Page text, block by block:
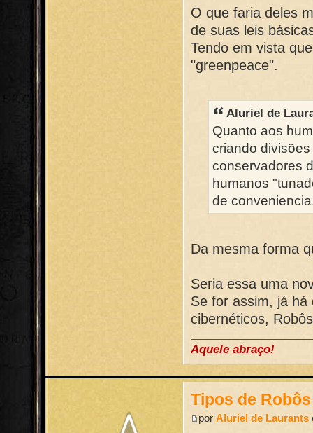
O que faria deles
de suas leis
Tendo em vista
"greenpeace".
Aluriel de
Quanto aos
criando
conservadores
humanos
de
Da mesma forma
Seria essa uma
Se for assim, já há
cibernéticos,
Aquele abraço!
Tipos de Robôs
porAluriel de Laurants